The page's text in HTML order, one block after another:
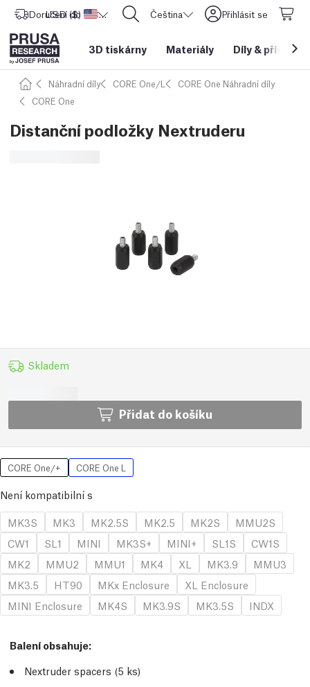
Doručení do Spojené státy americké
USD ($) CORE One L: Nyní skladem! Čeština Přihlásit se
3D tiskárny Materiály Díly &
Náhradní díly CORE One/L
CORE One Náhradní díly
CORE One
Distanční podložky Nextruderu
Skladem
Přidat do košíku
CORE One/+ CORE One L
Není kompatibilní s
MK3S
MK3 MK2.5S MK2.5 MK2S
MMU2S
CW1
SL1 MINI MK3S+ MINI+ SL1S
CW1S
MK2
MMU2 MMU1 MK4 XL MK3.9
MMU3
MK3.5
HT90 MKx Enclosure
XL Enclosure
MINI Enclosure
MK4S MK3.9S MK3.5S INDX
Balení obsahuje:
Nextruder spacers (5 ks)